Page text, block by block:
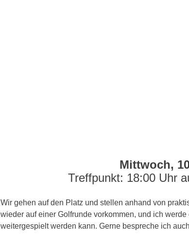
Mittwoch,
Treffpunkt: 18:00 Uhr
Wir gehen auf den Platz und stellen anhand von
wieder auf einer Golfrunde vorkommen, und ich
weitergespielt werden kann. Gerne bespreche ich